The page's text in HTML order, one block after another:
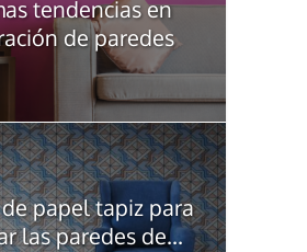
tendencias en
de paredes
papel tapiz para
las paredes de...